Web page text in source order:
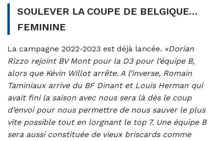
SOULEVER LA COUPE DE BELGIQUE…
FEMININE
La campagne 2022-2023 est déjà lancée. «Dorian
Rizzo rejoint BV Mont pour la D3 pour l’équipe B,
alors que Kévin Willot arrête. A l’inverse, Romain
Taminiaux arrive du BF Dinant et Louis Herman qui
avait fini la saison avec nous sera là dès le coup
d’envoi pour nous permettre de nous sauver le plus
vite possible tout en lorgnant le top 7. Une équipe B
sera aussi constituée de vieux briscards comme